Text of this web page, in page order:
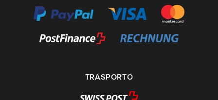
TRASPORTO